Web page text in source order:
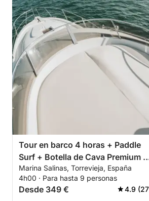
Tour en barco 4 horas + Paddle
Surf + Botella de Cava Premium -
TODO INCLUIDO
Marina Salinas, Torrevieja, España
4h00 · Para hasta 9 personas
Desde 349 € 4.9